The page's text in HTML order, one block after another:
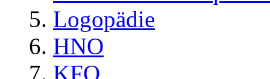
Logopädie
HNO
KFO